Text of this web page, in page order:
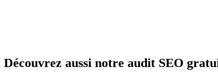
Découvrez aussi notre audit SEO